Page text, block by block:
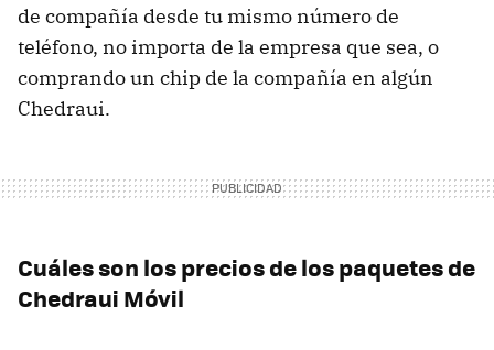
de compañía desde tu mismo número de
teléfono, no importa de la empresa que sea, o
comprando un chip de la compañía en algún
Chedraui.
Cuáles son los precios de los paquetes de
Chedraui Móvil